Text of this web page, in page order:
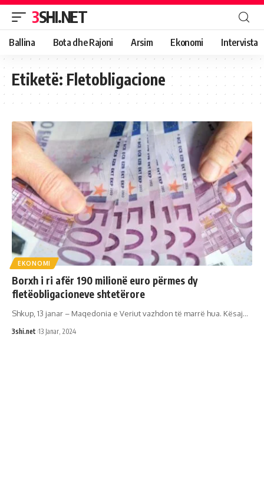
3SHI.NET
Ballina Bota dhe Rajoni Arsim Ekonomi Intervista
Etiketë:Fletobligacione
EKONOMI
Borxh i ri afër 190 milionë euro përmes dy
fletëobligacioneve shtetërore
Shkup, 13 janar – Maqedonia e Veriut vazhdon të marrë hua. Kësaj…
3shi.net 13 Janar, 2024